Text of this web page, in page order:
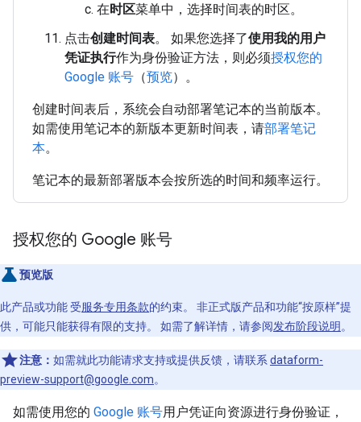
在时区菜单中，选择时间表的时区。
点击创建时间表。 如果您选择了使用我的用户
凭证执行作为身份验证方法，则必须授权您的
Google 账号 （预览）。
创建时间表后，系统会自动部署笔记本的当前版本。
如需使用笔记本的新版本更新时间表，请部署笔记
本。
笔记本的最新部署版本会按所选的时间和频率运行。
授权您的 Google 账号
预览版
此产品或功能 受服务专用条款的约束。 非正式版产品和功能“按原样”提
供，可能只能获得有限的支持。 如需了解详情，请参阅发布阶段说明。
注意： 如需就此功能请求支持或提供反馈，请联系 dataform-
preview-support@google.com。
如需使用您的 Google 账号用户凭证向资源进行身份验证，